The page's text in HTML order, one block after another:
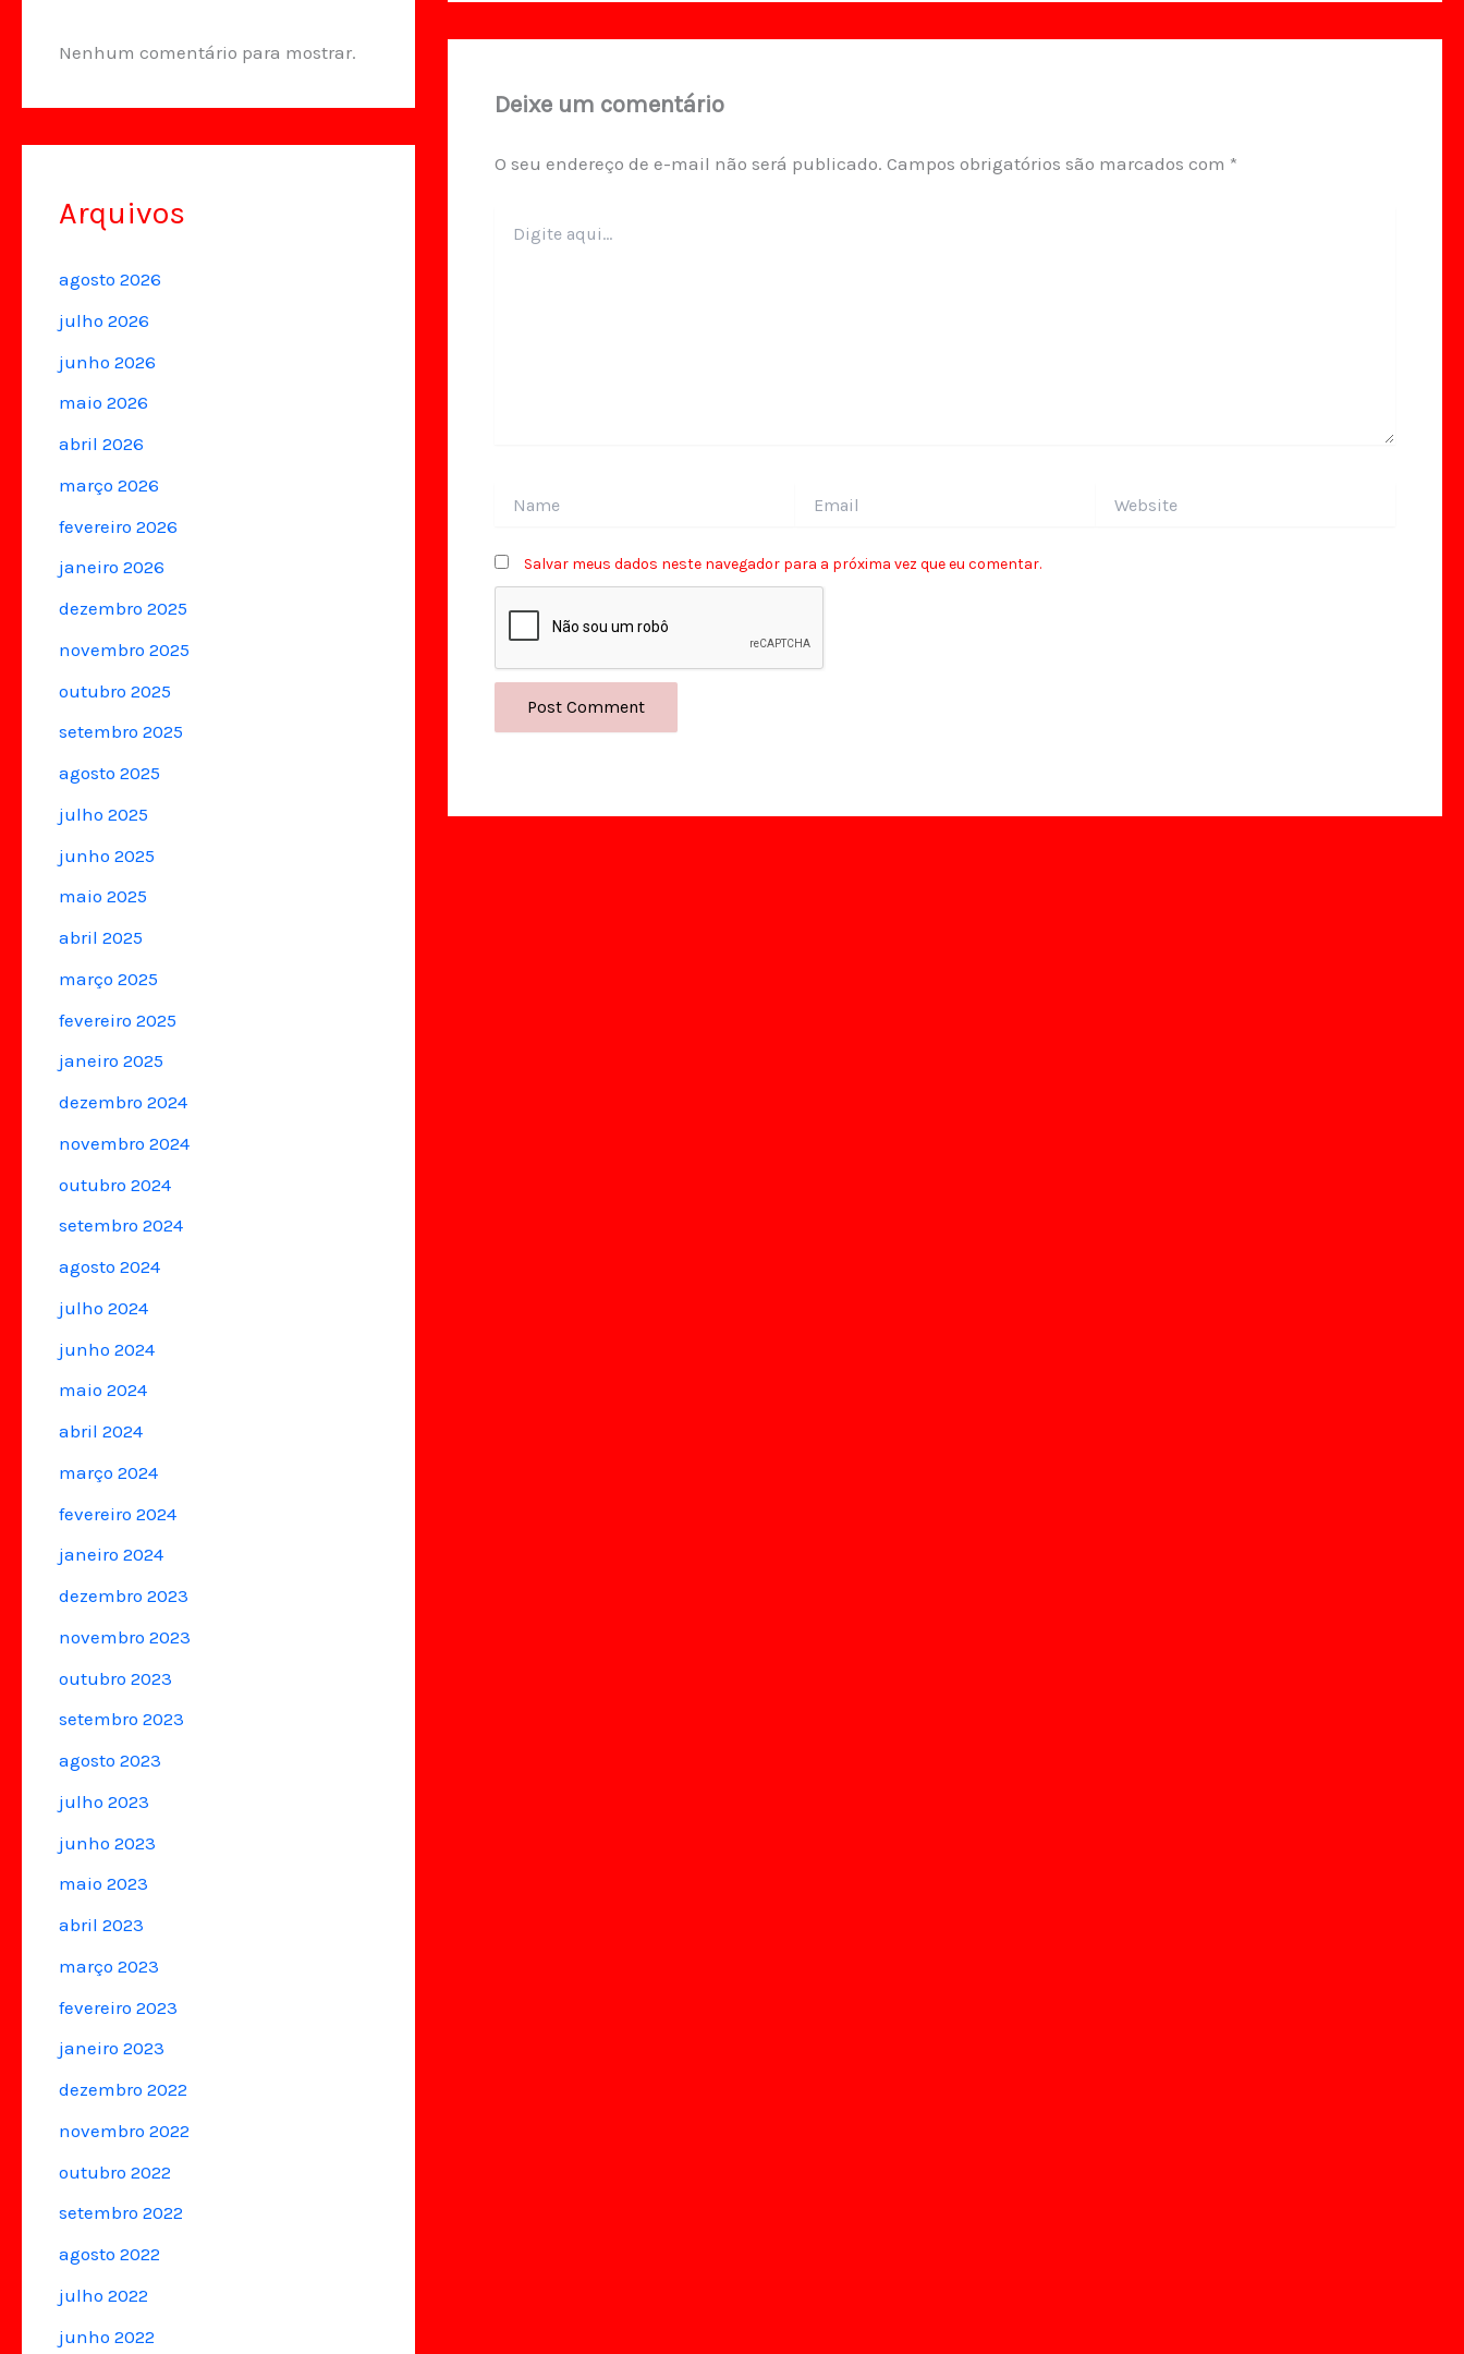
Nenhum comentário para mostrar.
Arquivos
agosto 2026
julho 2026
junho 2026
maio 2026
abril 2026
março 2026
fevereiro 2026
janeiro 2026
dezembro 2025
novembro 2025
outubro 2025
setembro 2025
agosto 2025
julho 2025
junho 2025
maio 2025
abril 2025
março 2025
fevereiro 2025
janeiro 2025
dezembro 2024
novembro 2024
outubro 2024
setembro 2024
agosto 2024
julho 2024
junho 2024
maio 2024
abril 2024
março 2024
fevereiro 2024
janeiro 2024
dezembro 2023
novembro 2023
outubro 2023
setembro 2023
agosto 2023
julho 2023
junho 2023
maio 2023
abril 2023
março 2023
fevereiro 2023
janeiro 2023
dezembro 2022
novembro 2022
outubro 2022
setembro 2022
agosto 2022
julho 2022
junho 2022
Deixe um comentário
O seu endereço de e-mail não será publicado. Campos obrigatórios são marcados com *
aqui...
Salvar meus dados neste navegador para a próxima vez que eu comentar.